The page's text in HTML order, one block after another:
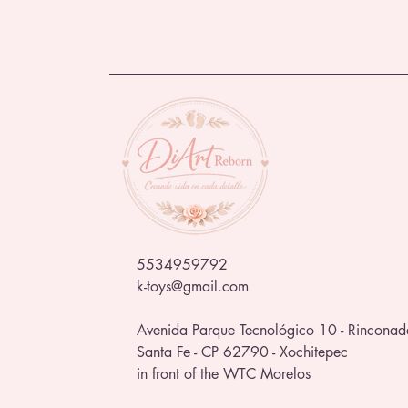
5534959792
k-toys@gmail.com
Avenida Parque Tecnológico 10 -
Santa Fe - CP 62790 - Xochitepec
in front of the WTC Morelos